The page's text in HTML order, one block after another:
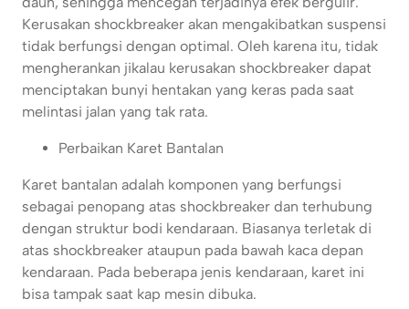
Kerusakan shockbreaker akan mengakibatkan suspensi
tidak berfungsi dengan optimal. Oleh karena itu, tidak
mengherankan jikalau kerusakan shockbreaker dapat
menciptakan bunyi hentakan yang keras pada saat
melintasi jalan yang tak rata.
Perbaikan Karet Bantalan
Karet bantalan adalah komponen yang berfungsi
sebagai penopang atas shockbreaker dan terhubung
dengan struktur bodi kendaraan. Biasanya terletak di
atas shockbreaker ataupun pada bawah kaca depan
kendaraan. Pada beberapa jenis kendaraan, karet ini
bisa tampak saat kap mesin dibuka.